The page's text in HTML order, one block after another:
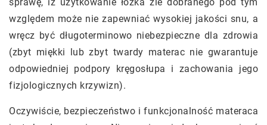
względem może nie zapewniać wysokiej jakości snu, a
wręcz być długoterminowo niebezpieczne dla zdrowia
(zbyt miękki lub zbyt twardy materac nie gwarantuje
odpowiedniej podpory kręgosłupa i zachowania jego
fizjologicznych krzywizn).
Oczywiście, bezpieczeństwo i funkcjonalność materaca